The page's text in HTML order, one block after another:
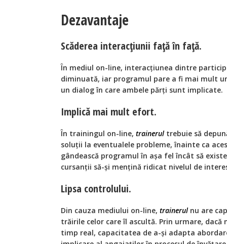
Dezavantaje
Scăderea interacțiunii față în față.
În mediul on-line, interacțiunea dintre
diminuată, iar programul pare a fi mai mult
un dialog în care ambele părți sunt implicate.
Implică mai mult efort.
În trainingul on-line, trainerul trebuie să
soluții la eventualele probleme, înainte ca
gândească programul în așa fel încât să
cursanții să-și mențină ridicat nivelul de
Lipsa controlului.
Din cauza mediului on-line, trainerul nu are
trăirile celor care îl ascultă. Prin urmare,
timp real, capacitatea de a-și adapta